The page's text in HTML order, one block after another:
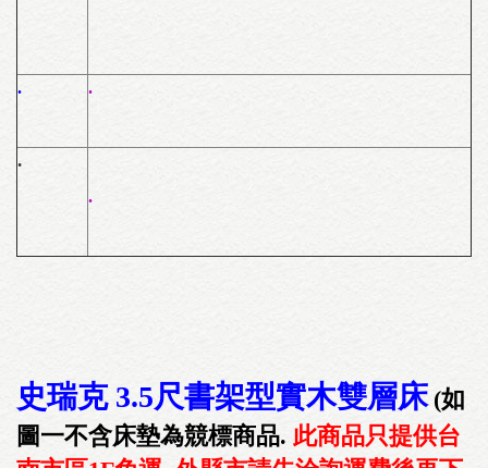
. .
.
.
史瑞克 3.5尺書架型實木雙層床 (如
圖一不含床墊為競標商品. 此商品只提供台